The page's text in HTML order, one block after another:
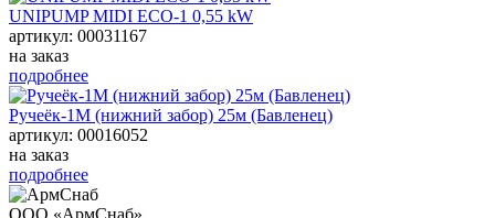
UNIPUMP MIDI ECO-1 0,55 kW
артикул: 00031167
на заказ
подробнее
Ручеёк-1М (нижний забор) 25м (Бавленец)
артикул: 00016052
на заказ
подробнее